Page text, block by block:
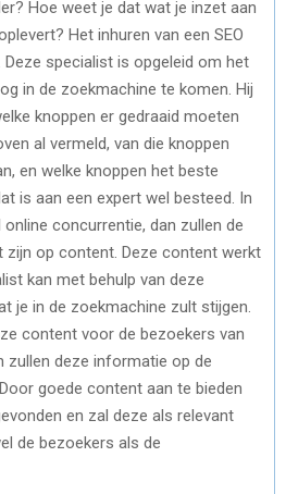
Hoe weet je dat wat je inzet aan
Het inhuren van een SEO
specialist is opgeleid om het
in de zoekmachine te komen. Hij
knoppen er gedraaid moeten
al vermeld, van die knoppen
en welke knoppen het beste
is aan een expert wel besteed. In
concurrentie, dan zullen de
zijn op content. Deze content werkt
kan met behulp van deze
je in de zoekmachine zult stijgen.
content voor de bezoekers van
zullen deze informatie op de
goede content aan te bieden
en zal deze als relevant
de bezoekers als de